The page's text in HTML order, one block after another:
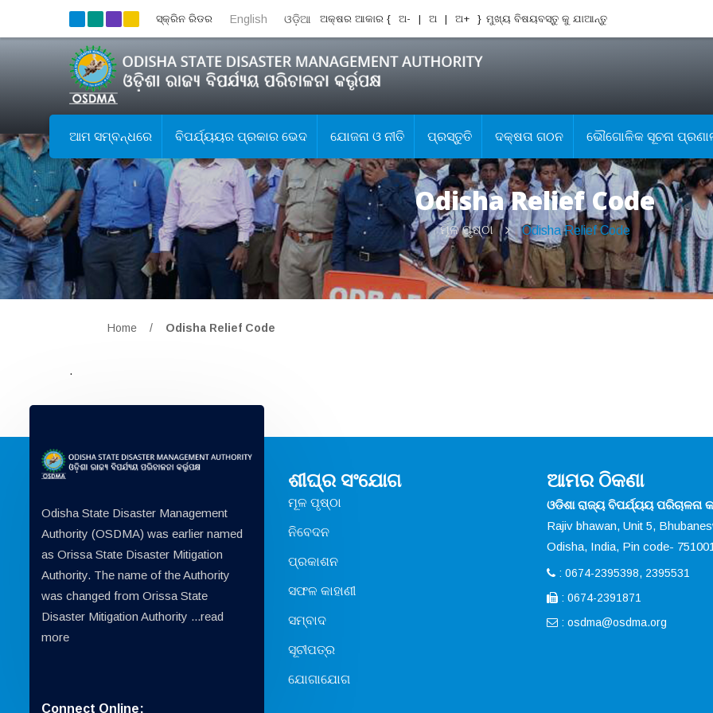
ସ୍କ୍ରିନ ରିଡର English ଓଡ଼ିଆ ଅକ୍ଷର ଆକାର { ଅ- | ଅ | ଅ+ } ମୁଖ୍ୟ ବିଷୟବସ୍ତୁ କୁ ଯାଆନ୍ତୁ
ଆମ ସମ୍ବନ୍ଧରେ ବିପର୍ଯ୍ୟୟର ପ୍ରକାର ଭେଦ ଯୋଜନା ଓ ନୀତି ପ୍ରସ୍ତୁତି ଦକ୍ଷତା ଗଠନ ଭୌଗୋଳିକ ସୂଚନା
Odisha Relief Code
ମୂଳ ପୃଷ୍ଠା Odisha Relief Code
Home / Odisha Relief Code
.
Odisha State Disaster Management
Authority (OSDMA) was earlier named
as Orissa State Disaster Mitigation
Authority. The name of the Authority
was changed from Orissa State
Disaster Mitigation Authority ...read
more
Connect Online:
ଶୀଘ୍ର ସଂଯୋଗ
ମୂଳ ପୃଷ୍ଠା
ନିବେଦନ
ପ୍ରକାଶନ
ସଫଳ କାହାଣୀ
ସମ୍ବାଦ
ସୂଚୀପତ୍ର
ଯୋଗାଯୋଗ
ଆମର ଠିକଣା
ଓଡିଶା ରାଜ୍ୟ ବିପର୍ଯ୍ୟୟ ପରିଚାଳନା
Rajiv bhawan, Unit 5,
Odisha, India, Pin code- 751001
: 0674-2395398, 2395531
: 0674-2391871
: osdma@osdma.org